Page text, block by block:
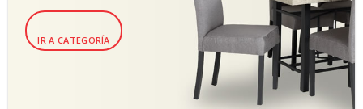
IR A CATEGORÍA